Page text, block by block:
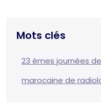
Mots clés
23 èmes journées
marocaine de